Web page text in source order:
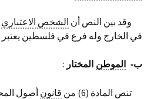
وقد بين النص أن الشخص الاعتباري
في الخارج وله فرع في فلسطين
ب- الموطن المختار :
تنص المادة (6) من قانون أصول